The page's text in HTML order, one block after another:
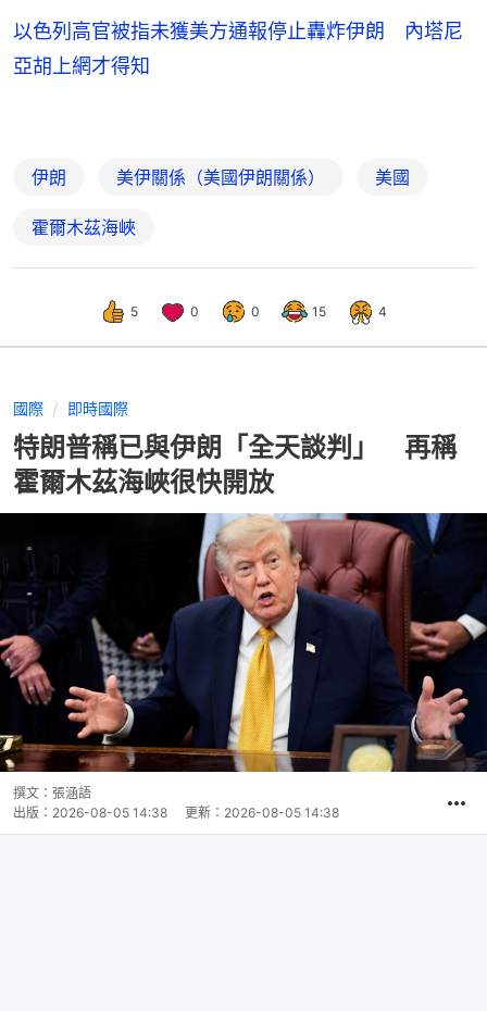
以色列高官被指未獲美方通報停止轟炸伊朗 內塔尼
亞胡上網才得知
伊朗 美伊關係（美國伊朗關係） 美國
霍爾木茲海峽
5 0 0 15 4
國際 即時國際
特朗普稱已與伊朗「全天談判」 再稱
霍爾木茲海峽很快開放
撰文： 張涵語
出版： 2026-08-05 14:38 更新： 2026-08-05 14:38